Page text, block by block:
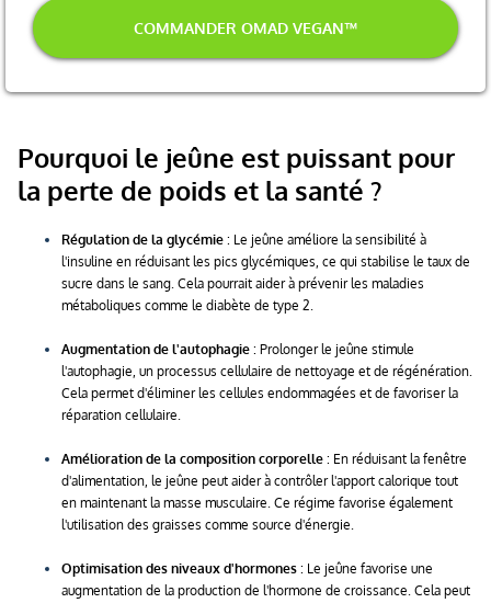
COMMANDER OMAD VEGAN™
Pourquoi le jeûne est puissant pour
la perte de poids et la santé ?
Régulation de la glycémie : Le jeûne améliore la sensibilité à
l'insuline en réduisant les pics glycémiques, ce qui stabilise le taux de
sucre dans le sang. Cela pourrait aider à prévenir les maladies
métaboliques comme le diabète de type 2.
Augmentation de l'autophagie : Prolonger le jeûne stimule
l'autophagie, un processus cellulaire de nettoyage et de régénération.
Cela permet d'éliminer les cellules endommagées et de favoriser la
réparation cellulaire.
Amélioration de la composition corporelle : En réduisant la fenêtre
d'alimentation, le jeûne peut aider à contrôler l'apport calorique tout
en maintenant la masse musculaire. Ce régime favorise également
l'utilisation des graisses comme source d'énergie.
Optimisation des niveaux d'hormones : Le jeûne favorise une
augmentation de la production de l'hormone de croissance. Cela peut